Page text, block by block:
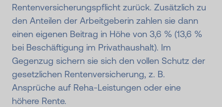
Rentenversicherungspflicht zurück. Zusätzlich zu
den Anteilen der Arbeitgeberin zahlen sie dann
einen eigenen Beitrag in Höhe von 3,6 % (13,6 %
bei Beschäftigung im Privathaushalt). Im
Gegenzug sichern sie sich den vollen Schutz der
gesetzlichen Rentenversicherung, z. B.
Ansprüche auf Reha-Leistungen oder eine
höhere Rente.